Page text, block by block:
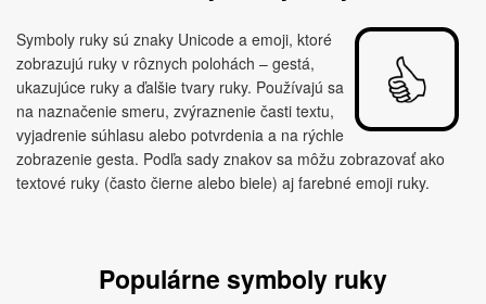
Symboly ruky sú znaky Unicode a emoji, ktoré
zobrazujú ruky v rôznych polohách – gestá,
ukazujúce ruky a ďalšie tvary ruky. Používajú sa
na naznačenie smeru, zvýraznenie časti textu,
vyjadrenie súhlasu alebo potvrdenia a na rýchle
zobrazenie gesta. Podľa sady znakov sa môžu zobrazovať ako
textové ruky (často čierne alebo biele) aj farebné emoji ruky.
Populárne symboly ruky